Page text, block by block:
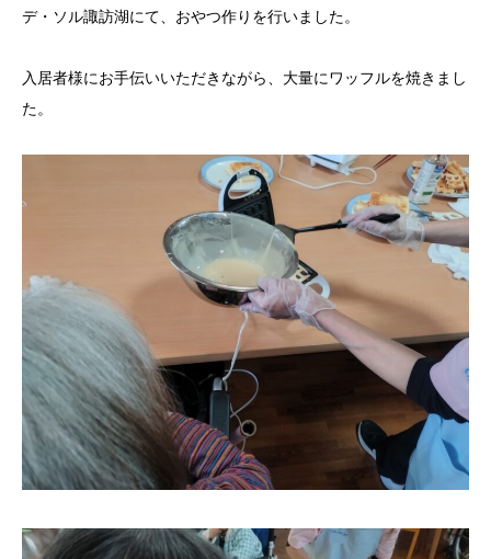
デ・ソル諏訪湖にて、おやつ作りを行いました。
入居者様にお手伝いいただきながら、大量にワッフルを焼きまし
た。